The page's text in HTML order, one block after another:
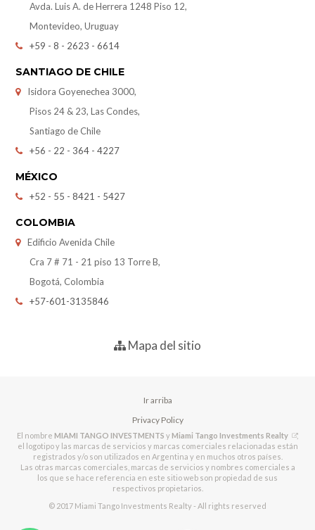
Avda. Luis A. de Herrera 1248 Piso 12,
Montevideo, Uruguay
+59 - 8 - 2623 - 6614
SANTIAGO DE CHILE
Isidora Goyenechea 3000,
Pisos 24 & 23, Las Condes,
Santiago de Chile
+56 - 22 - 364 - 4227
MÉXICO
+52 - 55 - 8421 - 5427
COLOMBIA
Edificio Avenida Chile
Cra 7 # 71 - 21 piso 13 Torre B,
Bogotá, Colombia
+57-601-3135846
Mapa del sitio
Ir arriba
Privacy Policy
El nombre MIAMI TANGO INVESTMENTS yMiami Tango Investments Realty
,
el logotipo y las marcas de servicios y marcas comerciales relacionadas están
registrados y/o son utilizados en Argentina y en muchos otros países.
Las otras marcas comerciales, marcas de servicios y nombres comerciales a
los que se hace referencia en este sitio web son propiedad de sus
respectivos propietarios.
© 2017 Miami Tango Investments Realty - All rights reserved